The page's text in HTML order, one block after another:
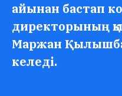
айынан бастап
директорының
Маржан
келеді.